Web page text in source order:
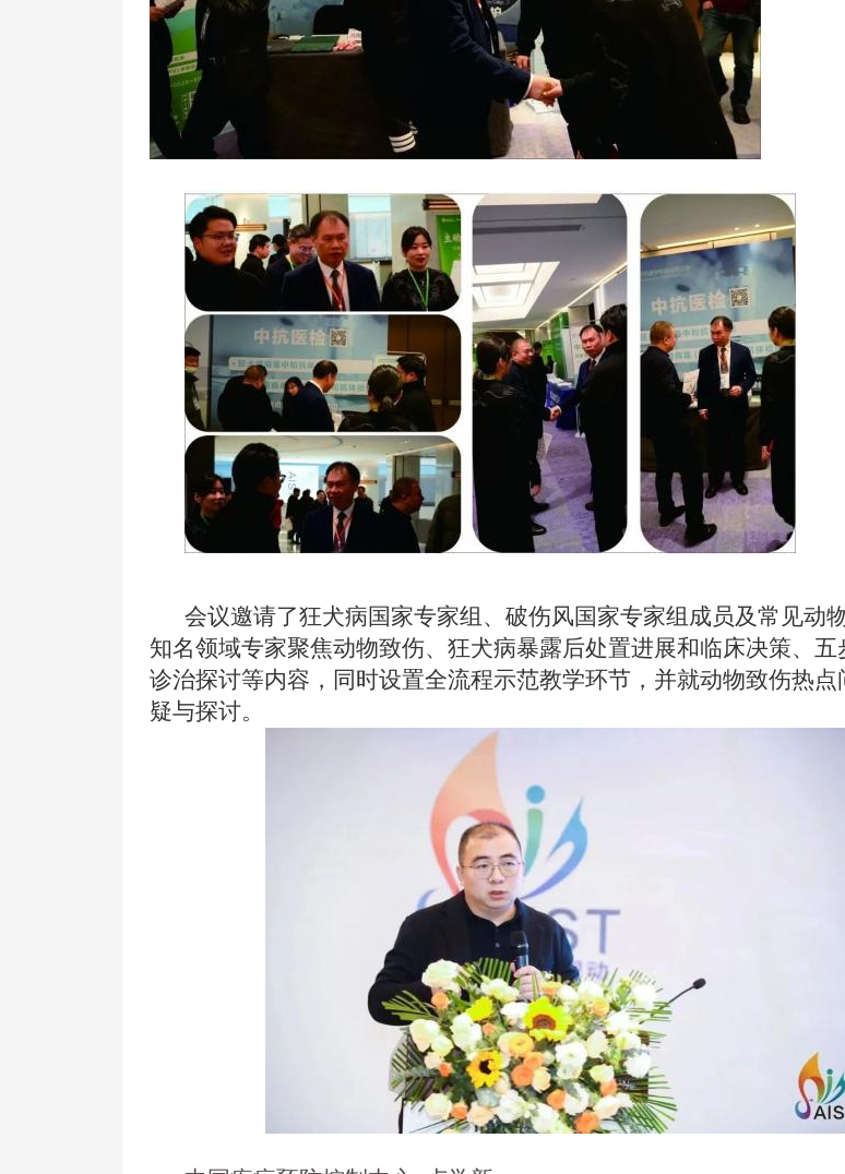
会议邀请了狂犬病国家专家组、破伤风国家专家组成员及常见动
知名领域专家聚焦动物致伤、狂犬病暴露后处置进展和临床决策、五
诊治探讨等内容，同时设置全流程示范教学环节，并就动物致伤热点
疑与探讨。